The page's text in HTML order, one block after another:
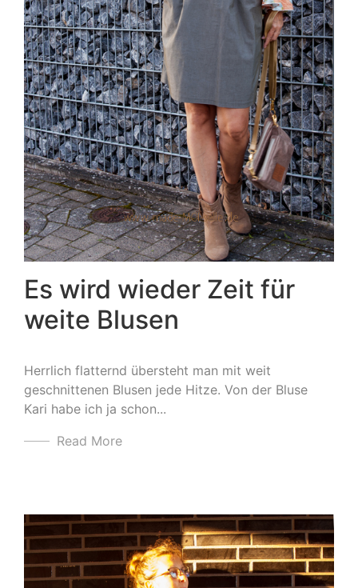
Es wird wieder Zeit für
weite Blusen
Herrlich flatternd übersteht man mit weit
geschnittenen Blusen jede Hitze. Von der Bluse
Kari habe ich ja schon...
Read More